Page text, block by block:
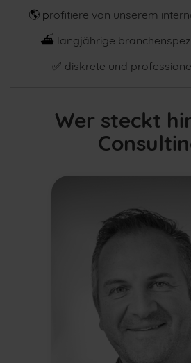
🌎 profitiere von unserem
⛴ langjährige
✅ diskrete und
Wer steckt